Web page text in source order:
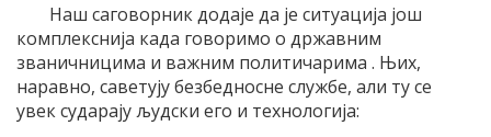
Наш саговорник додаје да је ситуација још
комплекснија када говоримо о државним
званичницима и важним политичарима . Њих,
наравно, саветују безбедносне службе, али ту се
увек сударају људски его и технологија: